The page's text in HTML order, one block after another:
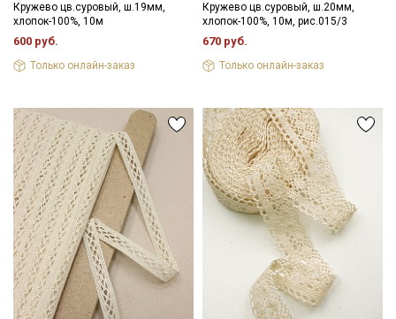
Кружево цв.суровый, ш.19мм,
хлопок-100%, 10м
600 руб.
Только онлайн-заказ
Кружево цв.суровый, ш.20мм,
хлопок-100%, 10м, рис.015/3
670 руб.
Только онлайн-заказ